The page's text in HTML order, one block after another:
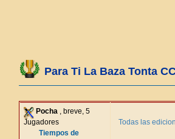
Para Ti La Baza Tonta
Pocha , breve, 5
Jugadores
Tiempos de
Todas las